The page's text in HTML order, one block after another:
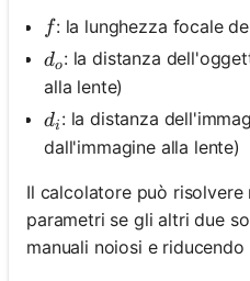
ff: la lunghezza focale
d_o
do: la distanza
alla lente)
d_i
di : la distanza
dall'immagine alla lente)
Il calcolatore può
parametri se gli altri due
manuali noiosi e